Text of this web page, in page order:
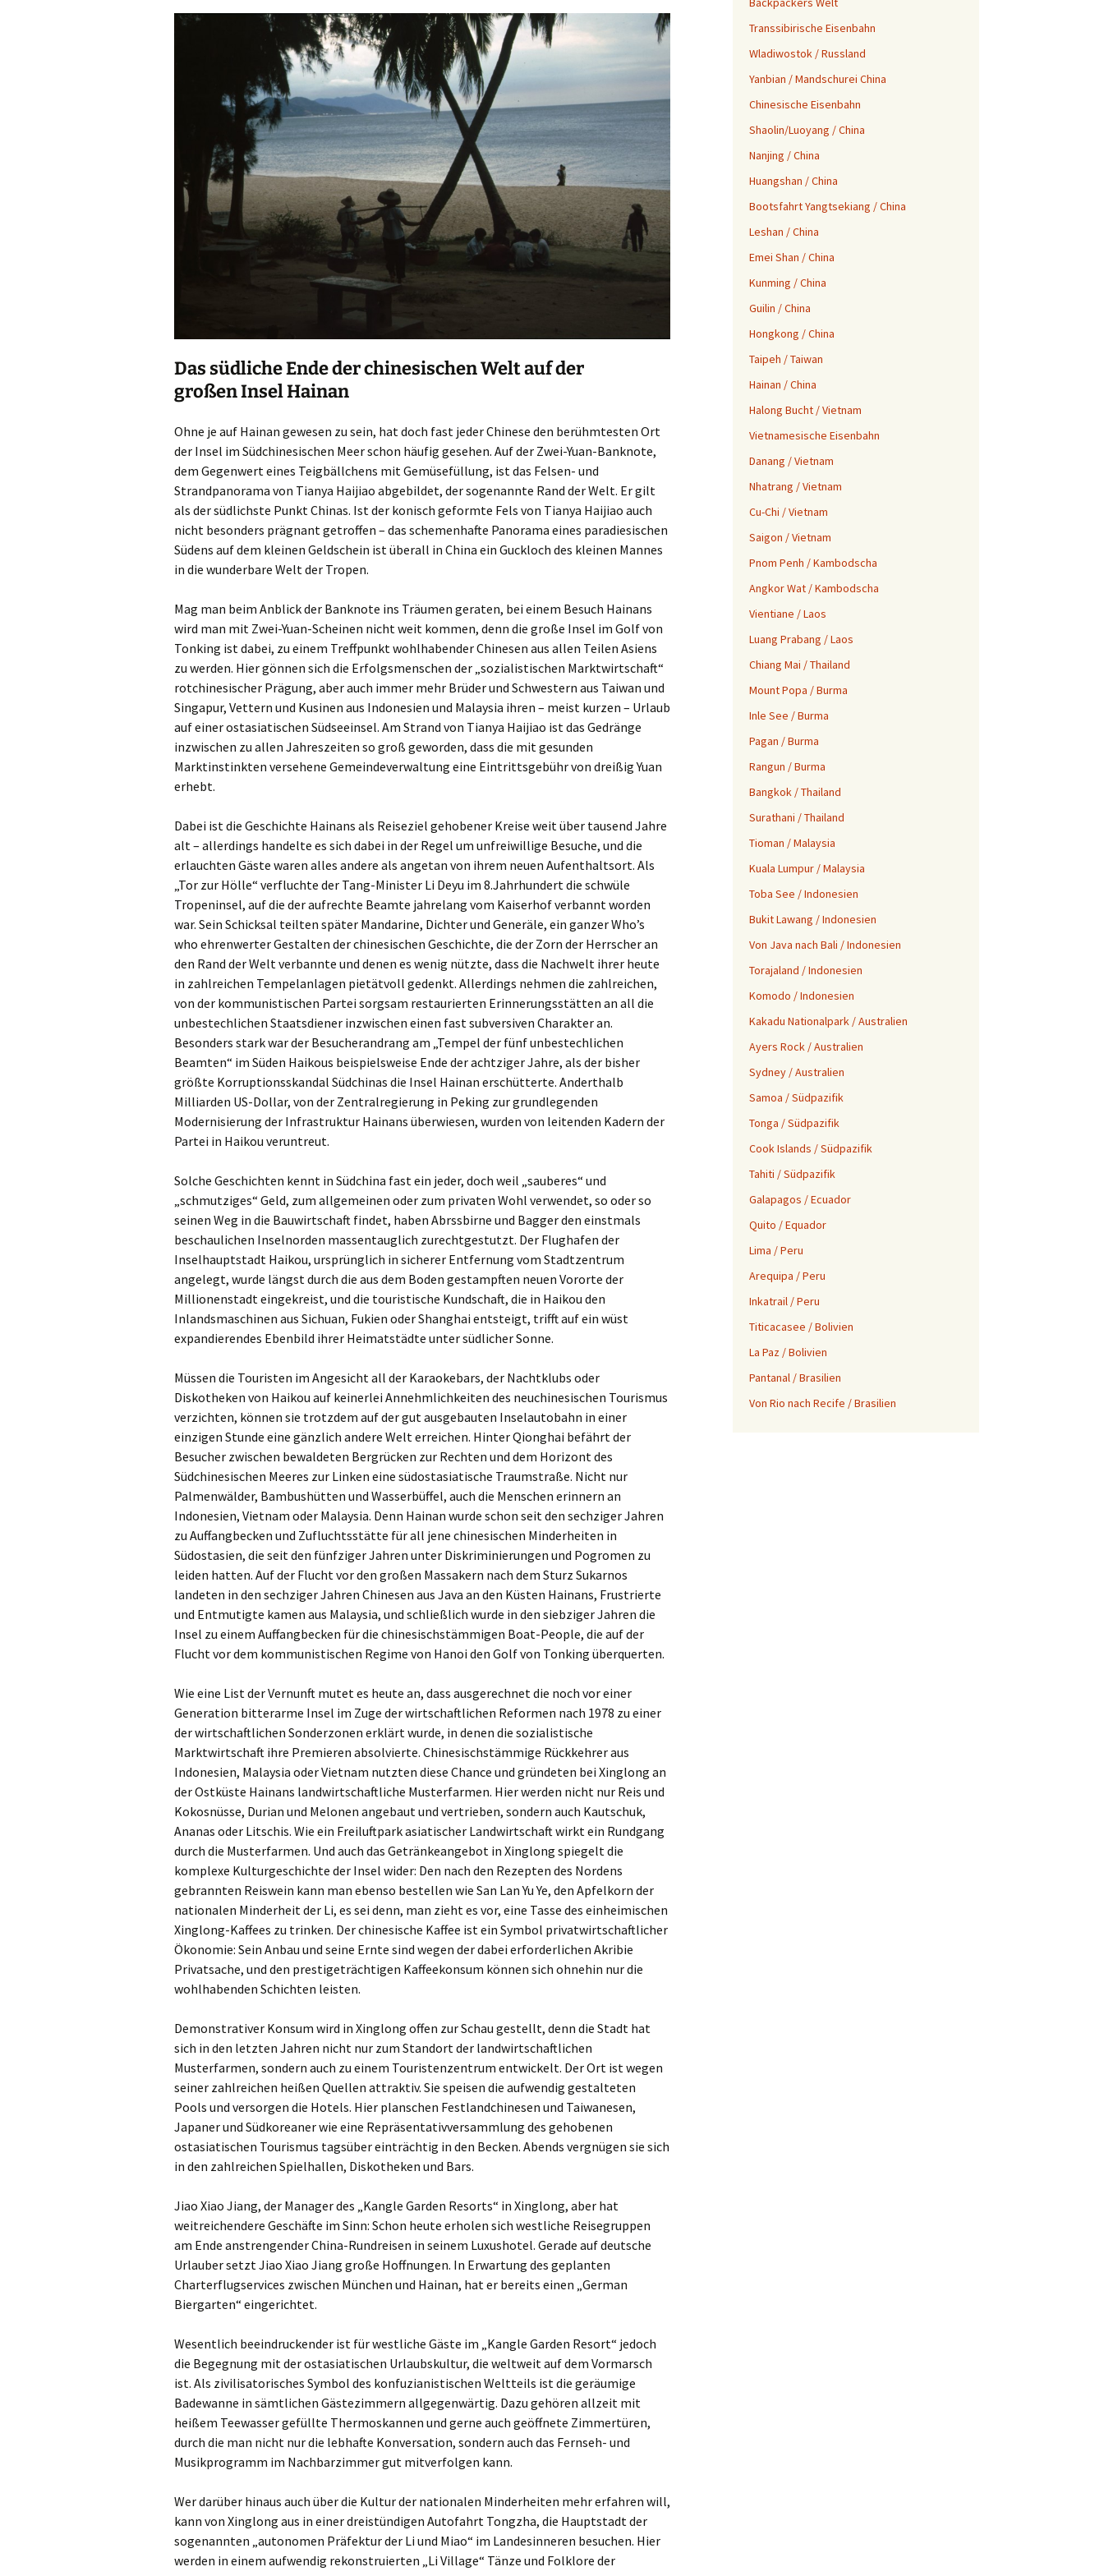
Das südliche Ende der chinesischen Welt auf der
großen Insel Hainan
Ohne je auf Hainan gewesen zu sein, hat doch fast jeder Chinese den berühmtesten Ort
der Insel im Südchinesischen Meer schon häufig gesehen. Auf der Zwei-Yuan-Banknote,
dem Gegenwert eines Teigbällchens mit Gemüsefüllung, ist das Felsen- und
Strandpanorama von Tianya Haijiao abgebildet, der sogenannte Rand der Welt. Er gilt
als der südlichste Punkt Chinas. Ist der konisch geformte Fels von Tianya Haijiao auch
nicht besonders prägnant getroffen – das schemenhafte Panorama eines paradiesischen
Südens auf dem kleinen Geldschein ist überall in China ein Guckloch des kleinen Mannes
in die wunderbare Welt der Tropen.
Mag man beim Anblick der Banknote ins Träumen geraten, bei einem Besuch Hainans
wird man mit Zwei-Yuan-Scheinen nicht weit kommen, denn die große Insel im Golf von
Tonking ist dabei, zu einem Treffpunkt wohlhabender Chinesen aus allen Teilen Asiens
zu werden. Hier gönnen sich die Erfolgsmenschen der „sozialistischen Marktwirtschaft“
rotchinesischer Prägung, aber auch immer mehr Brüder und Schwestern aus Taiwan und
Singapur, Vettern und Kusinen aus Indonesien und Malaysia ihren – meist kurzen – Urlaub
auf einer ostasiatischen Südseeinsel. Am Strand von Tianya Haijiao ist das Gedränge
inzwischen zu allen Jahreszeiten so groß geworden, dass die mit gesunden
Marktinstinkten versehene Gemeindeverwaltung eine Eintrittsgebühr von dreißig Yuan
erhebt.
Dabei ist die Geschichte Hainans als Reiseziel gehobener Kreise weit über tausend Jahre
alt – allerdings handelte es sich dabei in der Regel um unfreiwillige Besuche, und die
erlauchten Gäste waren alles andere als angetan von ihrem neuen Aufenthaltsort. Als
„Tor zur Hölle“ verfluchte der Tang-Minister Li Deyu im 8.Jahrhundert die schwüle
Tropeninsel, auf die der aufrechte Beamte jahrelang vom Kaiserhof verbannt worden
war. Sein Schicksal teilten später Mandarine, Dichter und Generäle, ein ganzer Who’s
who ehrenwerter Gestalten der chinesischen Geschichte, die der Zorn der Herrscher an
den Rand der Welt verbannte und denen es wenig nützte, dass die Nachwelt ihrer heute
in zahlreichen Tempelanlagen pietätvoll gedenkt. Allerdings nehmen die zahlreichen,
von der kommunistischen Partei sorgsam restaurierten Erinnerungsstätten an all die
unbestechlichen Staatsdiener inzwischen einen fast subversiven Charakter an.
Besonders stark war der Besucherandrang am „Tempel der fünf unbestechlichen
Beamten“ im Süden Haikous beispielsweise Ende der achtziger Jahre, als der bisher
größte Korruptionsskandal Südchinas die Insel Hainan erschütterte. Anderthalb
Milliarden US-Dollar, von der Zentralregierung in Peking zur grundlegenden
Modernisierung der Infrastruktur Hainans überwiesen, wurden von leitenden Kadern der
Partei in Haikou veruntreut.
Solche Geschichten kennt in Südchina fast ein jeder, doch weil „sauberes“ und
„schmutziges“ Geld, zum allgemeinen oder zum privaten Wohl verwendet, so oder so
seinen Weg in die Bauwirtschaft findet, haben Abrssbirne und Bagger den einstmals
beschaulichen Inselnorden massentauglich zurechtgestutzt. Der Flughafen der
Inselhauptstadt Haikou, ursprünglich in sicherer Entfernung vom Stadtzentrum
angelegt, wurde längst durch die aus dem Boden gestampften neuen Vororte der
Millionenstadt eingekreist, und die touristische Kundschaft, die in Haikou den
Inlandsmaschinen aus Sichuan, Fukien oder Shanghai entsteigt, trifft auf ein wüst
expandierendes Ebenbild ihrer Heimatstädte unter südlicher Sonne.
Müssen die Touristen im Angesicht all der Karaokebars, der Nachtklubs oder
Diskotheken von Haikou auf keinerlei Annehmlichkeiten des neuchinesischen Tourismus
verzichten, können sie trotzdem auf der gut ausgebauten Inselautobahn in einer
einzigen Stunde eine gänzlich andere Welt erreichen. Hinter Qionghai befährt der
Besucher zwischen bewaldeten Bergrücken zur Rechten und dem Horizont des
Südchinesischen Meeres zur Linken eine südostasiatische Traumstraße. Nicht nur
Palmenwälder, Bambushütten und Wasserbüffel, auch die Menschen erinnern an
Indonesien, Vietnam oder Malaysia. Denn Hainan wurde schon seit den sechziger Jahren
zu Auffangbecken und Zufluchtsstätte für all jene chinesischen Minderheiten in
Südostasien, die seit den fünfziger Jahren unter Diskriminierungen und Pogromen zu
leiden hatten. Auf der Flucht vor den großen Massakern nach dem Sturz Sukarnos
landeten in den sechziger Jahren Chinesen aus Java an den Küsten Hainans, Frustrierte
und Entmutigte kamen aus Malaysia, und schließlich wurde in den siebziger Jahren die
Insel zu einem Auffangbecken für die chinesischstämmigen Boat-People, die auf der
Flucht vor dem kommunistischen Regime von Hanoi den Golf von Tonking überquerten.
Wie eine List der Vernunft mutet es heute an, dass ausgerechnet die noch vor einer
Generation bitterarme Insel im Zuge der wirtschaftlichen Reformen nach 1978 zu einer
der wirtschaftlichen Sonderzonen erklärt wurde, in denen die sozialistische
Marktwirtschaft ihre Premieren absolvierte. Chinesischstämmige Rückkehrer aus
Indonesien, Malaysia oder Vietnam nutzten diese Chance und gründeten bei Xinglong an
der Ostküste Hainans landwirtschaftliche Musterfarmen. Hier werden nicht nur Reis und
Kokosnüsse, Durian und Melonen angebaut und vertrieben, sondern auch Kautschuk,
Ananas oder Litschis. Wie ein Freiluftpark asiatischer Landwirtschaft wirkt ein Rundgang
durch die Musterfarmen. Und auch das Getränkeangebot in Xinglong spiegelt die
komplexe Kulturgeschichte der Insel wider: Den nach den Rezepten des Nordens
gebrannten Reiswein kann man ebenso bestellen wie San Lan Yu Ye, den Apfelkorn der
nationalen Minderheit der Li, es sei denn, man zieht es vor, eine Tasse des einheimischen
Xinglong-Kaffees zu trinken. Der chinesische Kaffee ist ein Symbol privatwirtschaftlicher
Ökonomie: Sein Anbau und seine Ernte sind wegen der dabei erforderlichen Akribie
Privatsache, und den prestigeträchtigen Kaffeekonsum können sich ohnehin nur die
wohlhabenden Schichten leisten.
Demonstrativer Konsum wird in Xinglong offen zur Schau gestellt, denn die Stadt hat
sich in den letzten Jahren nicht nur zum Standort der landwirtschaftlichen
Musterfarmen, sondern auch zu einem Touristenzentrum entwickelt. Der Ort ist wegen
seiner zahlreichen heißen Quellen attraktiv. Sie speisen die aufwendig gestalteten
Pools und versorgen die Hotels. Hier planschen Festlandchinesen und Taiwanesen,
Japaner und Südkoreaner wie eine Repräsentativversammlung des gehobenen
ostasiatischen Tourismus tagsüber einträchtig in den Becken. Abends vergnügen sie sich
in den zahlreichen Spielhallen, Diskotheken und Bars.
Jiao Xiao Jiang, der Manager des „Kangle Garden Resorts“ in Xinglong, aber hat
weitreichendere Geschäfte im Sinn: Schon heute erholen sich westliche Reisegruppen
am Ende anstrengender China-Rundreisen in seinem Luxushotel. Gerade auf deutsche
Urlauber setzt Jiao Xiao Jiang große Hoffnungen. In Erwartung des geplanten
Charterflugservices zwischen München und Hainan, hat er bereits einen „German
Biergarten“ eingerichtet.
Wesentlich beeindruckender ist für westliche Gäste im „Kangle Garden Resort“ jedoch
die Begegnung mit der ostasiatischen Urlaubskultur, die weltweit auf dem Vormarsch
ist. Als zivilisatorisches Symbol des konfuzianistischen Weltteils ist die geräumige
Badewanne in sämtlichen Gästezimmern allgegenwärtig. Dazu gehören allzeit mit
heißem Teewasser gefüllte Thermoskannen und gerne auch geöffnete Zimmertüren,
durch die man nicht nur die lebhafte Konversation, sondern auch das Fernseh- und
Musikprogramm im Nachbarzimmer gut mitverfolgen kann.
Wer darüber hinaus auch über die Kultur der nationalen Minderheiten mehr erfahren will,
kann von Xinglong aus in einer dreistündigen Autofahrt Tongzha, die Hauptstadt der
sogenannten „autonomen Präfektur der Li und Miao“ im Landesinneren besuchen. Hier
werden in einem aufwendig rekonstruierten „Li Village“ Tänze und Folklore der
Transsibirische Eisenbahn
Wladiwostok / Russland
Yanbian / Mandschurei China
Chinesische Eisenbahn
Shaolin/Luoyang / China
Nanjing / China
Huangshan / China
Bootsfahrt Yangtsekiang / China
Leshan / China
Emei Shan / China
Kunming / China
Guilin / China
Hongkong / China
Taipeh / Taiwan
Hainan / China
Halong Bucht / Vietnam
Vietnamesische Eisenbahn
Danang / Vietnam
Nhatrang / Vietnam
Cu-Chi / Vietnam
Saigon / Vietnam
Pnom Penh / Kambodscha
Angkor Wat / Kambodscha
Vientiane / Laos
Luang Prabang / Laos
Chiang Mai / Thailand
Mount Popa / Burma
Inle See / Burma
Pagan / Burma
Rangun / Burma
Bangkok / Thailand
Surathani / Thailand
Tioman / Malaysia
Kuala Lumpur / Malaysia
Toba See / Indonesien
Bukit Lawang / Indonesien
Von Java nach Bali / Indonesien
Torajaland / Indonesien
Komodo / Indonesien
Kakadu Nationalpark / Australien
Ayers Rock / Australien
Sydney / Australien
Samoa / Südpazifik
Tonga / Südpazifik
Cook Islands / Südpazifik
Tahiti / Südpazifik
Galapagos / Ecuador
Quito / Equador
Lima / Peru
Arequipa / Peru
Inkatrail / Peru
Titicacasee / Bolivien
La Paz / Bolivien
Pantanal / Brasilien
Von Rio nach Recife / Brasilien